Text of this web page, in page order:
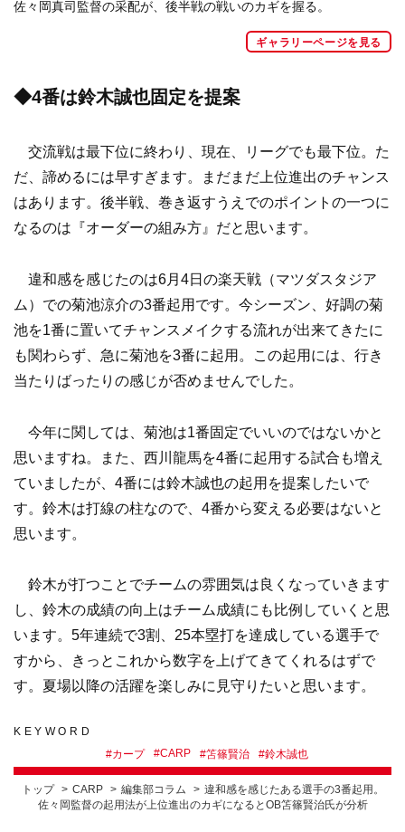
佐々岡真司監督の采配が、後半戦の戦いのカギを握る。
ギャラリーページを見る
◆4番は鈴木誠也固定を提案
交流戦は最下位に終わり、現在、リーグでも最下位。た
だ、諦めるには早すぎます。まだまだ上位進出のチャンス
はあります。後半戦、巻き返すうえでのポイントの一つに
なるのは『オーダーの組み方』だと思います。
違和感を感じたのは6月4日の楽天戦（マツダスタジア
ム）での菊池涼介の3番起用です。今シーズン、好調の菊
池を1番に置いてチャンスメイクする流れが出来てきたに
も関わらず、急に菊池を3番に起用。この起用には、行き
当たりばったりの感じが否めませんでした。
今年に関しては、菊池は1番固定でいいのではないかと
思いますね。また、西川龍馬を4番に起用する試合も増え
ていましたが、4番には鈴木誠也の起用を提案したいで
す。鈴木は打線の柱なので、4番から変える必要はないと
思います。
鈴木が打つことでチームの雰囲気は良くなっていきます
し、鈴木の成績の向上はチーム成績にも比例していくと思
います。5年連続で3割、25本塁打を達成している選手で
すから、きっとこれから数字を上げてきてくれるはずで
す。夏場以降の活躍を楽しみに見守りたいと思います。
KEYWORD
#カープ #CARP #笘篠賢治 #鈴木誠也
トップ CARP 編集部コラム
違和感を感じたある選手の3番起用。
佐々岡監督の起用法が上位進出のカギになるとOB笘篠賢治氏が分析